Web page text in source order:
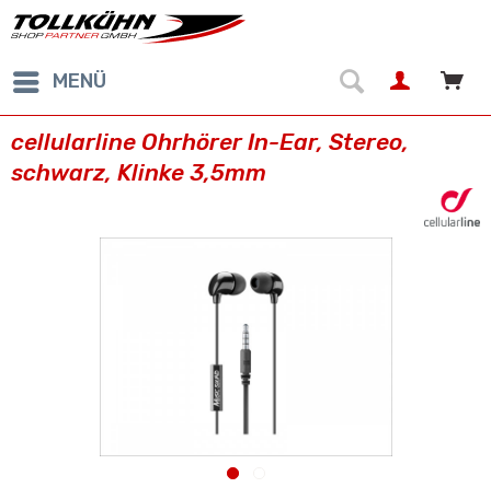
MENÜ
cellularline Ohrhörer In-Ear, Stereo,
schwarz, Klinke 3,5mm